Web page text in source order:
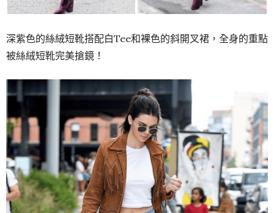
深紫色的絲絨短靴搭配白Tee和裸色的斜開叉裙，全身的重點
被絲絨短靴完美搶鏡！